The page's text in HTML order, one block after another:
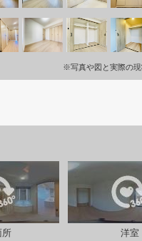
※写真や図と実際の現
所 洋室